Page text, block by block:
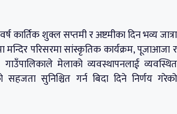
कार्तिक शुक्ल सप्तमी र अष्टमीका दिन भव्य जात्रा
मन्दिर परिसरमा सांस्कृतिक कार्यक्रम, पूजाआजा र
मेलाको व्यवस्थापनलाई व्यवस्थित
सहजता सुनिश्चित गर्न बिदा दिने निर्णय गरेको